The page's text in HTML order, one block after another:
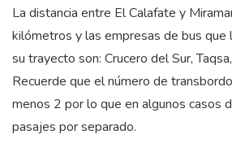
La distancia entre El Calafate y
kilómetros y las empresas de bus que
su trayecto son: Crucero del Sur,
Recuerde que el número de
menos 2 por lo que en algunos casos
pasajes por separado.